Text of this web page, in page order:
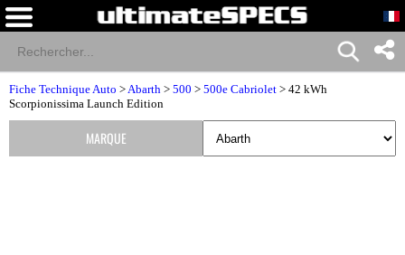
Fiche Technique Auto >Abarth > 500 > 500e Cabriolet > 42 kWh
Scorpionissima Launch Edition
MARQUE